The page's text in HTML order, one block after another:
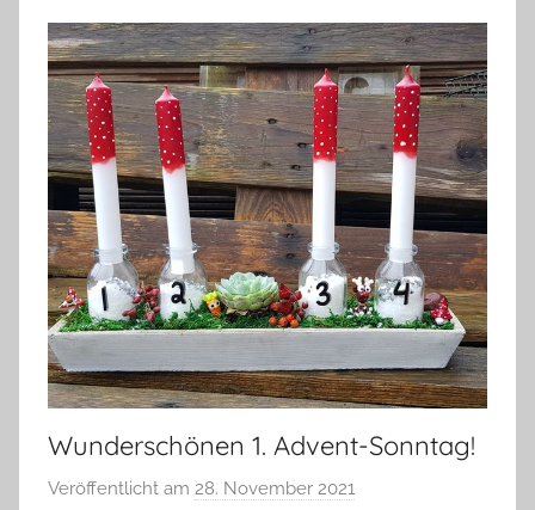
Wunderschönen 1. Advent-Sonntag!
Veröffentlicht am 28. November 2021